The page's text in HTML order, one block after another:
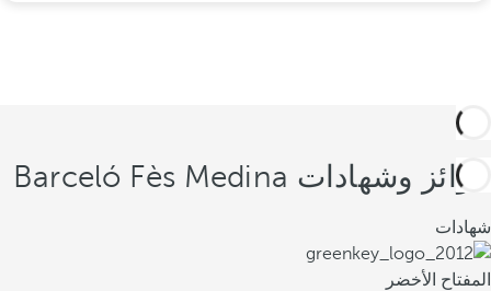
جوائز وشهادات Barceló Fès Medina
شهادات
المفتاح الأخضر